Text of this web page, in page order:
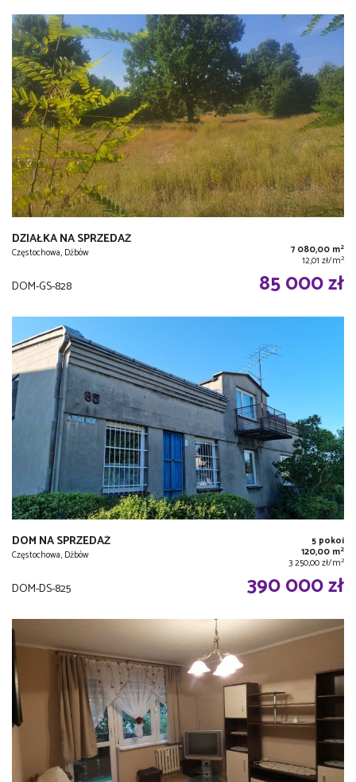
DZIAŁKA NA SPRZEDAŻ
Częstochowa, Dźbów 7 080,00 m2
12,01 zł/m2
DOM-GS-828 85 000 zł
DOM NA SPRZEDAŻ
Częstochowa, Dźbów
5 pokoi
120,00 m2
3 250,00 zł/m2
DOM-DS-825 390 000 zł